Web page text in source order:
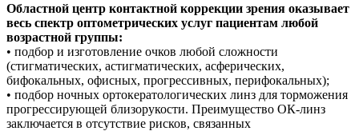
Областной центр контактной коррекции зрения оказывает
весь спектр оптометрических услуг пациентам любой
возрастной группы:
• подбор и изготовление очков любой сложности
(стигматических, астигматических, асферических,
бифокальных, офисных, прогрессивных, перифокальных);
• подбор ночных ортокератологических линз для торможения
прогрессирующей близорукости. Преимущество ОК-линз
заключается в отсутствие рисков, связанных